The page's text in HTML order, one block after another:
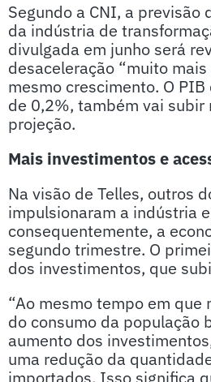
Segundo a CNI, a previsão
da indústria de
divulgada em junho será
desaceleração “muito
mesmo crescimento. O
de 0,2%, também vai subir
projeção.
Mais investimentos e
Na visão de Telles, outros
impulsionaram a indústria
consequentemente, a
segundo trimestre. O
dos investimentos, que
“Ao mesmo tempo em que
do consumo da população
aumento dos
uma redução da
importados. Isso significa